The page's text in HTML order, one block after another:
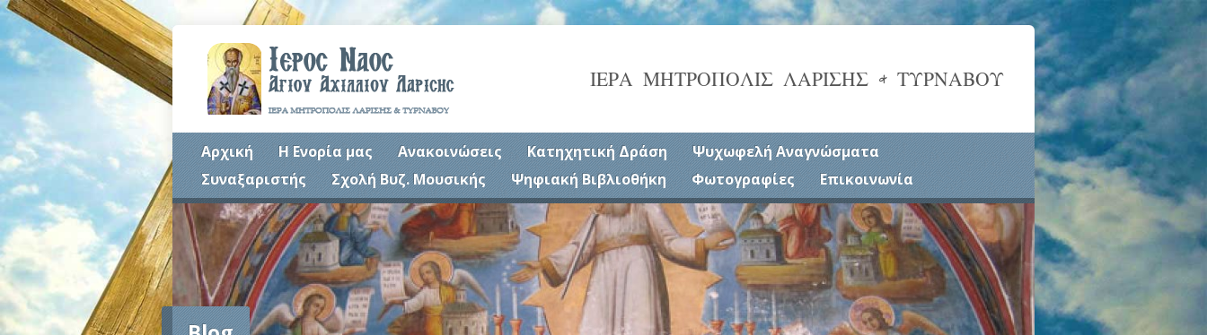
ΙΕΡΑ ΜΗΤΡΟΠΟΛΙΣ ΛΑΡΙΣΗΣ & ΤΥΡΝΑΒΟΥ
Αρχική Η Ενορία μας Ανακοινώσεις Κατηχητική Δράση
Ψυχωφελή Αναγνώσματα
Συναξαριστής
Σχολή Βυζ. Μουσικής Ψηφιακή Βιβλιοθήκη Φωτογραφίες Επικοινωνία